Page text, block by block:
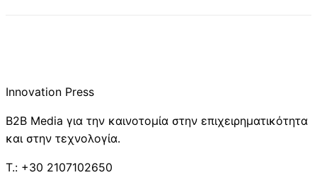
Innovation Press
B2B Media για την καινοτομία στην επιχειρηματικότητα
και στην τεχνολογία.
T.: +30 2107102650